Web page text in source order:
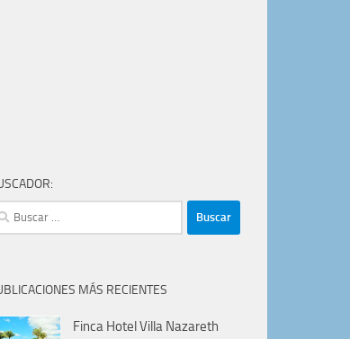
MÁS RECIENTES
Finca Hotel Villa Nazareth